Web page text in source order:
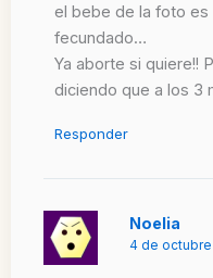
el bebe de la foto es
fecundado…
Ya aborte si quiere!!
diciendo que a los 3
Responder
Noelia
4 de octubre